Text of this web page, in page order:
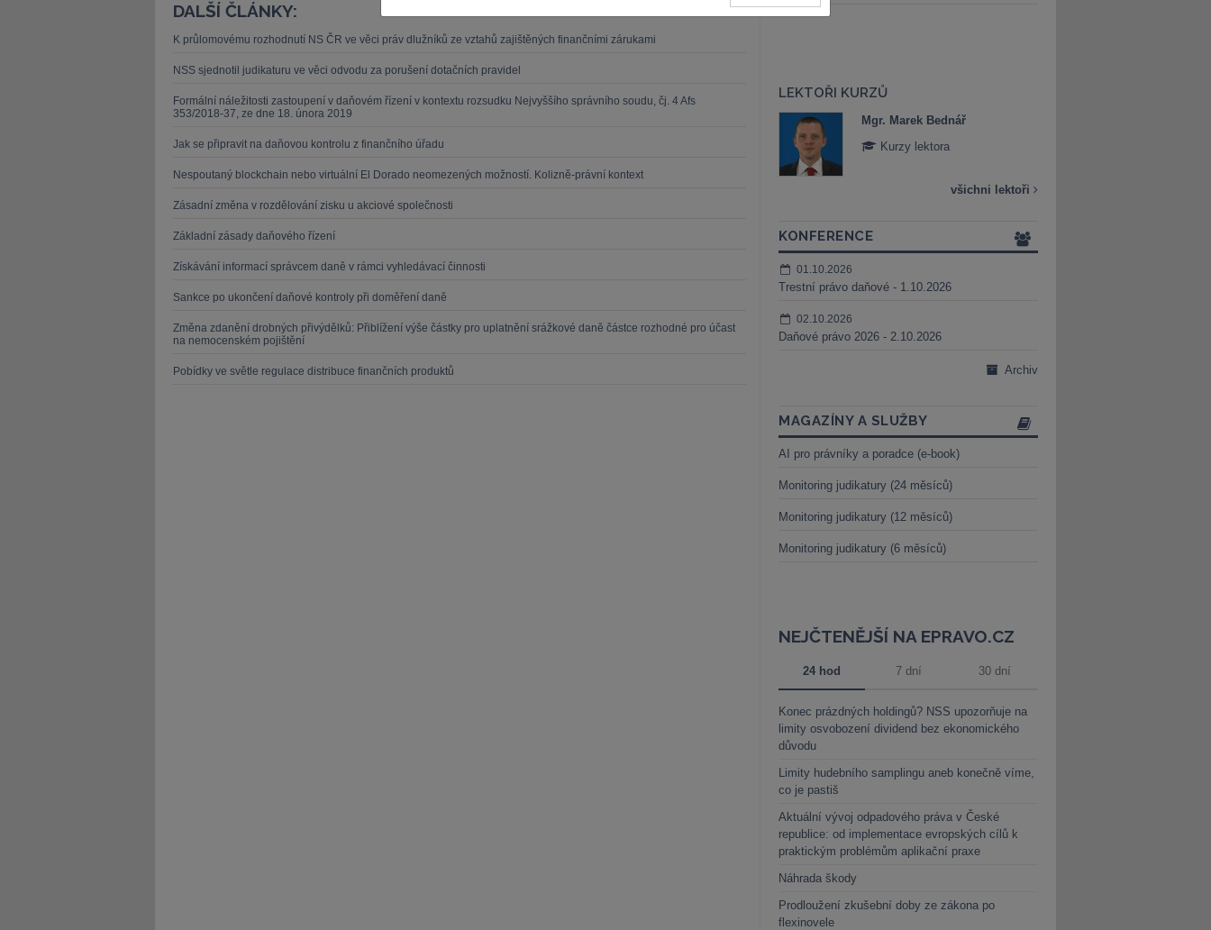
DALŠÍ ČLÁNKY:
K průlomovému rozhodnutí NS ČR ve věci práv dlužníků ze vztahů zajištěných finančními zárukami
NSS sjednotil judikaturu ve věci odvodu za porušení dotačních pravidel
Formální náležitosti zastoupení v daňovém řízení v kontextu rozsudku Nejvyššího správního soudu, čj. 4 Afs
353/2018-37, ze dne 18. února 2019
Jak se připravit na daňovou kontrolu z finančního úřadu
Nespoutaný blockchain nebo virtuální El Dorado neomezených možností. Kolizně-právní kontext
Zásadní změna v rozdělování zisku u akciové společnosti
Základní zásady daňového řízení
Získávání informací správcem daně v rámci vyhledávací činnosti
Sankce po ukončení daňové kontroly při doměření daně
Změna zdanění drobných přivýdělků: Přiblížení výše částky pro uplatnění srážkové daně částce rozhodné pro účast
na nemocenském pojištění
Pobídky ve světle regulace distribuce finančních produktů
LEKTOŘI KURZŮ
JUDr. Tomáš Nielsen
JUDr. Tomáš Sokol
Kurzy lektora
Mgr. Marek Bednář
Kurzy lektora
všichni lektoři
KONFERENCE
01.10.2026
Trestní právo daňové - 1.10.2026
02.10.2026
Daňové právo 2026 - 2.10.2026
Archiv
MAGAZÍNY A SLUŽBY
AI pro právníky a poradce (e-book)
Monitoring judikatury (24 měsíců)
Monitoring judikatury (12 měsíců)
Monitoring judikatury (6 měsíců)
NEJČTENĚJŠÍ NA EPRAVO.CZ
24 hod 7 dní 30 dní
Konec prázdných holdingů? NSS upozorňuje na
limity osvobození dividend bez ekonomického
důvodu
Limity hudebního samplingu aneb konečně víme,
co je pastiš
Aktuální vývoj odpadového práva v České
republice: od implementace evropských cílů k
praktickým problémům aplikační praxe
Náhrada škody
Prodloužení zkušební doby ze zákona po
flexinovele